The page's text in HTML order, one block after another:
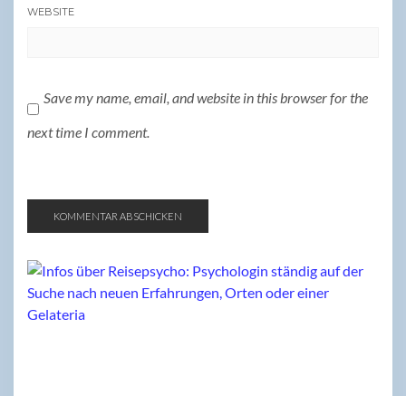
WEBSITE
Save my name, email, and website in this browser for the
next time I comment.